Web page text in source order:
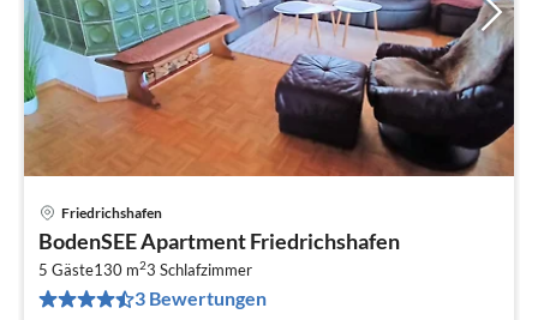
Friedrichshafen
BodenSEE Apartment Friedrichshafen
5 Gäste130 m23 Schlafzimmer
3 Bewertungen